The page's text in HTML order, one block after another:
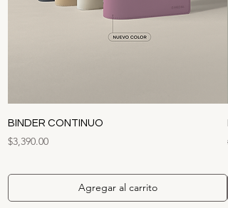
BINDER CONTINUO
Precio
$3,390.00
Agregar al carrito